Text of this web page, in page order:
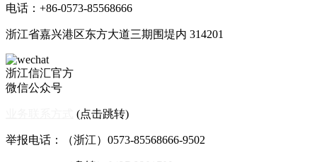
电话：+86-0573-85568666
浙江省嘉兴港区东方大道三期围堤内 314201
浙江信汇官方
微信公众号
(点击跳转)
举报电话：（浙江）0573-85568666-9502